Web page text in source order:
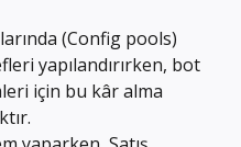
(Config pools)
yapılandırırken, bot
için bu kâr alma